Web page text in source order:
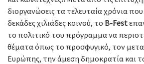
διοργανώσεις τα τελευταία χρόνια
δεκάδες χιλιάδες κοινού, το B-Fest
το πολιτικό του πρόγραμμα να
θέματα όπως το προσφυγικό, τον
Ευρώπης, την άμεση δημοκρατία και